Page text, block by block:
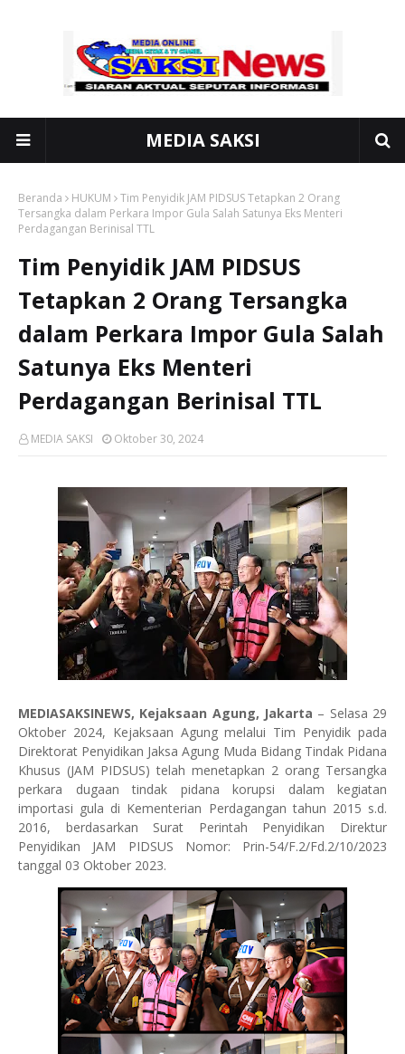
MEDIA SAKSI
Beranda HUKUM
Tim Penyidik JAM PIDSUS Tetapkan 2 Orang
Tersangka dalam Perkara Impor Gula Salah Satunya Eks Menteri
Perdagangan Berinisal TTL
Tim Penyidik JAM PIDSUS
Tetapkan 2 Orang Tersangka
dalam Perkara Impor Gula Salah
Satunya Eks Menteri
Perdagangan Berinisal TTL
MEDIA SAKSI Oktober 30, 2024
MEDIASAKSINEWS, Kejaksaan Agung, Jakarta – Selasa 29
Oktober 2024, Kejaksaan Agung melalui Tim Penyidik pada
Direktorat Penyidikan Jaksa Agung Muda Bidang Tindak Pidana
Khusus (JAM PIDSUS) telah menetapkan 2 orang Tersangka
perkara dugaan tindak pidana korupsi dalam kegiatan
importasi gula di Kementerian Perdagangan tahun 2015 s.d.
2016, berdasarkan Surat Perintah Penyidikan Direktur
Penyidikan JAM PIDSUS Nomor: Prin-54/F.2/Fd.2/10/2023
tanggal 03 Oktober 2023.